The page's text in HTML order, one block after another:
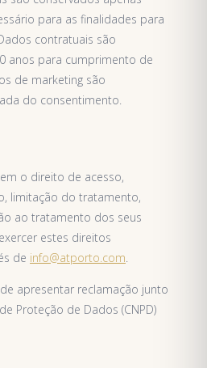
para as finalidades para
contratuais são
anos para cumprimento de
de marketing são
do consentimento.
o direito de acesso,
limitação do tratamento,
ao tratamento dos seus
estes direitos
de info@atporto.com.
apresentar reclamação junto
Proteção de Dados (CNPD)